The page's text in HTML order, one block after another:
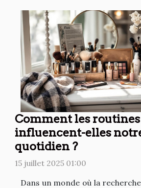
Comment les
influencent-elles
quotidien ?
15 juillet 2025 01:00
Dans un monde où la